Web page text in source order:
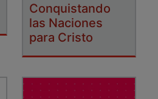
Conquistando
las Naciones
para Cristo